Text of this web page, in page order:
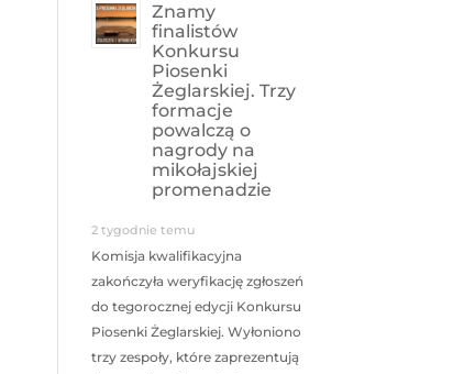
Znamy
finalistów
Konkursu
Piosenki
Żeglarskiej. Trzy
formacje
powalczą o
nagrody na
mikołajskiej
promenadzie
2 tygodnie temu
Komisja kwalifikacyjna
zakończyła weryfikację zgłoszeń
do tegorocznej edycji Konkursu
Piosenki Żeglarskiej. Wyłoniono
trzy zespoły, które zaprezentują